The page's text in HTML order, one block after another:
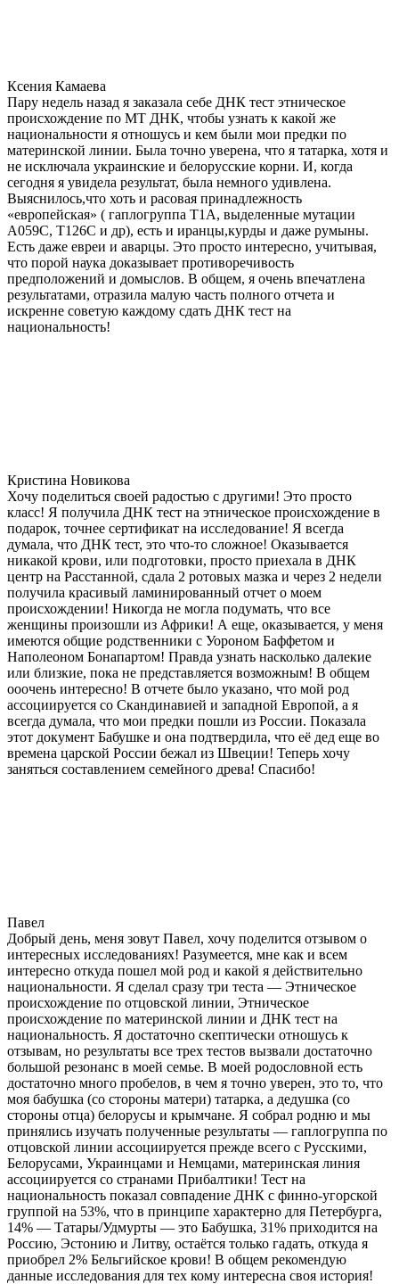
Ксения Камаева
Пару недель назад я заказала себе ДНК тест этническое
происхождение по МТ ДНК, чтобы узнать к какой же
национальности я отношусь и кем были мои предки по
материнской линии. Была точно уверена, что я татарка, хотя и
не исключала украинские и белорусские корни. И, когда
сегодня я увидела результат, была немного удивлена.
Выяснилось,что хоть и расовая принадлежность
«европейская» ( гаплогруппа T1A, выделенные мутации
A059C, T126C и др), есть и иранцы,курды и даже румыны.
Есть даже евреи и аварцы. Это просто интересно, учитывая,
что порой наука доказывает противоречивость
предположений и домыслов. В общем, я очень впечатлена
результатами, отразила малую часть полного отчета и
искренне советую каждому сдать ДНК тест на
национальность!
Кристина Новикова
Хочу поделиться своей радостью с другими! Это просто
класс! Я получила ДНК тест на этническое происхождение в
подарок, точнее сертификат на исследование! Я всегда
думала, что ДНК тест, это что-то сложное! Оказывается
никакой крови, или подготовки, просто приехала в ДНК
центр на Расстанной, сдала 2 ротовых мазка и через 2 недели
получила красивый ламинированный отчет о моем
происхождении! Никогда не могла подумать, что все
женщины произошли из Африки! А еще, оказывается, у меня
имеются общие родственники с Уороном Баффетом и
Наполеоном Бонапартом! Правда узнать насколько далекие
или близкие, пока не представляется возможным! В общем
ооочень интересно! В отчете было указано, что мой род
ассоциируется со Скандинавией и западной Европой, а я
всегда думала, что мои предки пошли из России. Показала
этот документ Бабушке и она подтвердила, что её дед еще во
времена царской России бежал из Швеции! Теперь хочу
заняться составлением семейного древа! Спасибо!
Павел
Добрый день, меня зовут Павел, хочу поделится отзывом о
интересных исследованиях! Разумеется, мне как и всем
интересно откуда пошел мой род и какой я действительно
национальности. Я сделал сразу три теста — Этническое
происхождение по отцовской линии, Этническое
происхождение по материнской линии и ДНК тест на
национальность. Я достаточно скептически отношусь к
отзывам, но результаты все трех тестов вызвали достаточно
большой резонанс в моей семье. В моей родословной есть
достаточно много пробелов, в чем я точно уверен, это то, что
моя бабушка (со стороны матери) татарка, а дедушка (со
стороны отца) белорусы и крымчане. Я собрал родню и мы
принялись изучать полученные результаты — гаплогруппа по
отцовской линии ассоциируется прежде всего с Русскими,
Белорусами, Украинцами и Немцами, материнская линия
ассоциируется со странами Прибалтики! Тест на
национальность показал совпадение ДНК с финно-угорской
группой на 53%, что в принципе характерно для Петербурга,
14% — Татары/Удмурты — это Бабушка, 31% приходится на
Россию, Эстонию и Литву, остаётся только гадать, откуда я
приобрел 2% Бельгийское крови! В общем рекомендую
данные исследования для тех кому интересна своя история!